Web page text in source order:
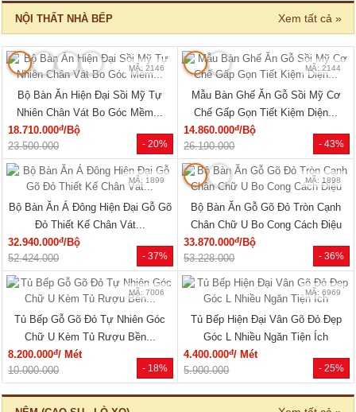
- 40%
Giường Ngủ Gỗ Sồi Mỹ Kẻ Rãnh
Hiện Đại Đẹp Giá Siêu Rẻ
5.940.000đ/Cái
9.960.000
- 33%
Giường Ngủ Sồi Tự Nhiên Chân
Thấp Hiện Đại Bo Góc Sang...
19.220.000
28.500.000
🔥 Combo giường tủ
MÃ: 2034
Bộ Giường Tủ Phòng Ngủ Gỗ Tự
Nhiên Vân Sồi Hiện Đại Giá...
12.375.000đ/Bộ
🔥 Bán chạy
MÃ: 7723
Giường Ngủ Gỗ Sồi Mỹ Thiết Kế
Hiện Đại Có Kệ Đầu...
11.770.000đ/Cái